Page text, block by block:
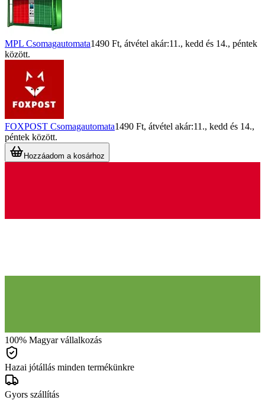
MPL Csomagautomata1490 Ft, átvétel akár:11., kedd és 14., péntek
között.
FOXPOST Csomagautomata1490 Ft, átvétel akár:11., kedd és 14.,
péntek között.
Hozzáadom a kosárhoz
100% Magyar vállalkozás
Hazai jótállás minden termékünkre
Gyors szállítás